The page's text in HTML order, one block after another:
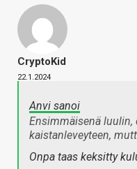
CryptoKid
22.1.2024
Anvi sanoi
Ensimmäisenä luulin,
kaistanleveyteen,
Onpa taas keksitty